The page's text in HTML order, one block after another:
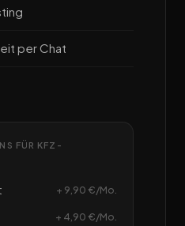
per Chat
FÜR KFZ-
+ 9,90 €/Mo.
+ 4,90 €/Mo.